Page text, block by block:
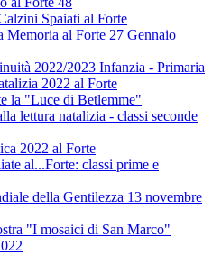
Spaiati al Forte
Memoria al Forte 27 Gennaio
2022/2023 Infanzia - Primaria
2022 al Forte
la "Luce di Betlemme"
lettura natalizia - classi seconde
2022 al Forte
al...Forte: classi prime e
della Gentilezza 13 novembre
"I mosaici di San Marco"